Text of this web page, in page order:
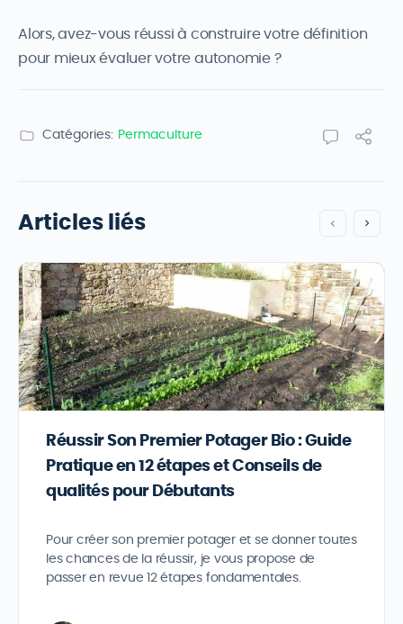
Alors, avez-vous réussi à construire votre définition
pour mieux évaluer votre autonomie ?
Catégories: Permaculture
Articles liés
Réussir Son Premier Potager Bio : Guide
Pratique en 12 étapes et Conseils de
qualités pour Débutants
Pour créer son premier potager et se donner toutes
les chances de la réussir, je vous propose de
passer en revue 12 étapes fondamentales.